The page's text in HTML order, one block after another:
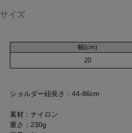
サイズ
幅(cm)
20
ショルダー紐長さ：44-86cm
素材：ナイロン
重さ：230g